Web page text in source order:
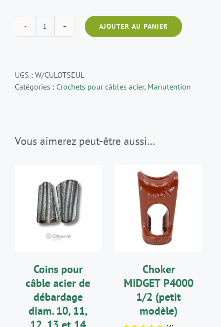
quantité
11,
12,
mm
AJOUTER AU PANIER
UGS : W/CULOTSEUL
Catégories : Crochets pour câbles acier, Manutention
Vous aimerez peut-être aussi…
AJOUTER AU
PANIER
/
DÉTAILS
Coins pour
câble acier de
débardage
diam. 10, 11,
AJOUTER AU
PANIER
/
DÉTAILS
Choker
MIDGET P4000
1/2 (petit
modèle)